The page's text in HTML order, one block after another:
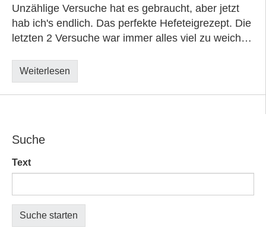
Unzählige Versuche hat es gebraucht, aber jetzt
hab ich's endlich. Das perfekte Hefeteigrezept. Die
letzten 2 Versuche war immer alles viel zu weich…
Weiterlesen
Suche
Text